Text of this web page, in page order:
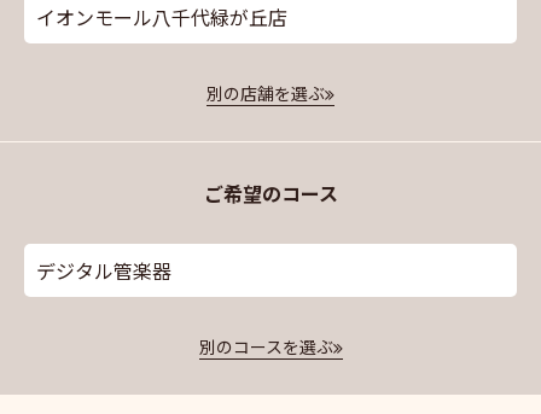
イオンモール八千代緑が丘店
別の店舗を選ぶ
ご希望のコース
デジタル管楽器
別のコースを選ぶ